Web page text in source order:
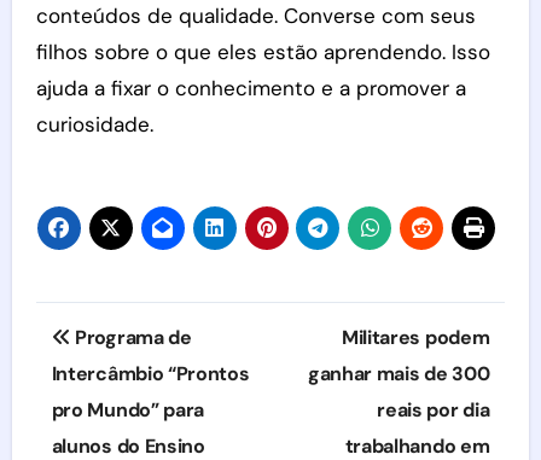
conteúdos de qualidade. Converse com seus
filhos sobre o que eles estão aprendendo. Isso
ajuda a fixar o conhecimento e a promover a
curiosidade.
Navegação
de
Post
Programa de
Intercâmbio “Prontos
pro Mundo” para
alunos do Ensino
Militares podem
ganhar mais de 300
reais por dia
trabalhando em